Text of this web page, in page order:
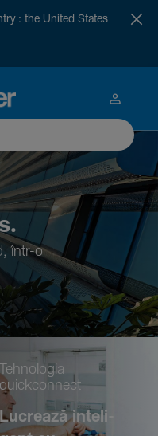
: the United States
într-o
Tehno­logia
quickconnect
Lucrează inte­li­